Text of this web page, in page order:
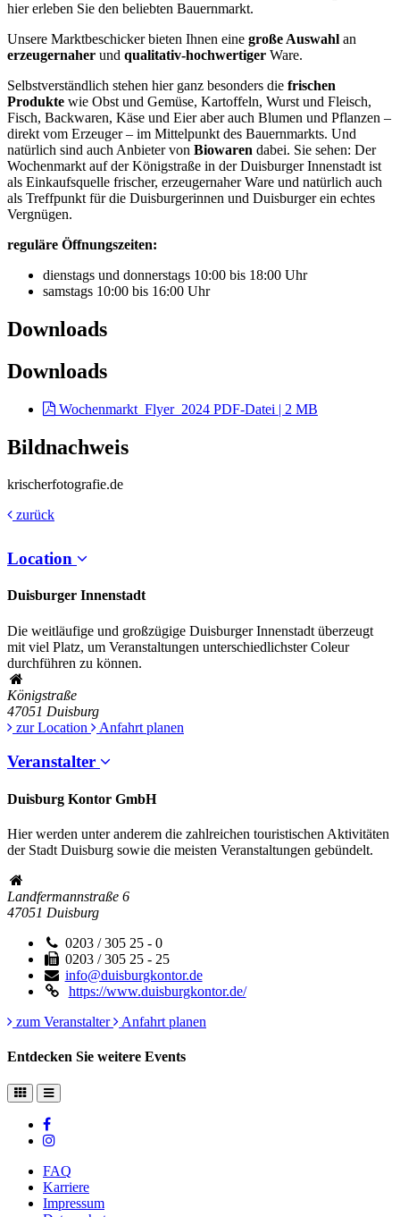
hier erleben Sie den beliebten Bauernmarkt.
Unsere Marktbeschicker bieten Ihnen eine große Auswahl an
erzeugernaher und qualitativ-hochwertiger Ware.
Selbstverständlich stehen hier ganz besonders die frischen
Produkte wie Obst und Gemüse, Kartoffeln, Wurst und Fleisch,
Fisch, Backwaren, Käse und Eier aber auch Blumen und Pflanzen –
direkt vom Erzeuger – im Mittelpunkt des Bauernmarkts. Und
natürlich sind auch Anbieter von Biowaren dabei. Sie sehen: Der
Wochenmarkt auf der Königstraße in der Duisburger Innenstadt ist
als Einkaufsquelle frischer, erzeugernaher Ware und natürlich auch
als Treffpunkt für die Duisburgerinnen und Duisburger ein echtes
Vergnügen.
reguläre Öffnungszeiten:
dienstags und donnerstags 10:00 bis 18:00 Uhr
samstags 10:00 bis 16:00 Uhr
Downloads
Downloads
Wochenmarkt_Flyer_2024 PDF-Datei | 2 MB
Bildnachweis
krischerfotografie.de
zurück
Location
Duisburger Innenstadt
Die weitläufige und großzügige Duisburger Innenstadt überzeugt
mit viel Platz, um Veranstaltungen unterschiedlichster Coleur
durchführen zu können.
Königstraße
47051 Duisburg
zur Location
Anfahrt planen
Veranstalter
Duisburg Kontor GmbH
Hier werden unter anderem die zahlreichen touristischen Aktivitäten
der Stadt Duisburg sowie die meisten Veranstaltungen gebündelt.
Landfermannstraße 6
47051 Duisburg
0203 / 305 25 - 0
0203 / 305 25 - 25
info@duisburgkontor.de
https://www.duisburgkontor.de/
zum Veranstalter
Anfahrt planen
Entdecken Sie weitere Events
FAQ
Karriere
Impressum